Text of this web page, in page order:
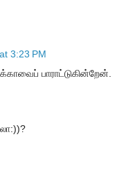
3:23 PM
பாராட்டுகின்றேன்.